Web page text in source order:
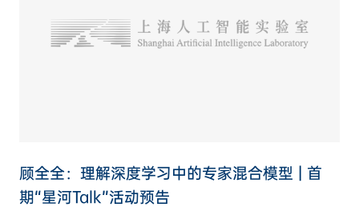
顾全全：理解深度学习中的专家混合模型 | 首
期“星河Talk”活动预告